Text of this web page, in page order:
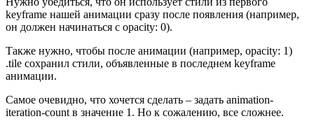
keyframe нашей анимации сразу после появления (например,
он должен начинаться с opacity: 0).
Также нужно, чтобы после анимации (например, opacity: 1)
.tile сохранил стили, объявленные в последнем keyframe
анимации.
Самое очевидно, что хочется сделать – задать animation-
iteration-count в значение 1. Но к сожалению, все сложнее.